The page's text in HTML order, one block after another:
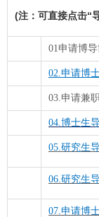
(注：可直接点击“
01申请博
02.申请博
03.申请兼
04.博士生
05.研究生
06.研究生
07.申请博